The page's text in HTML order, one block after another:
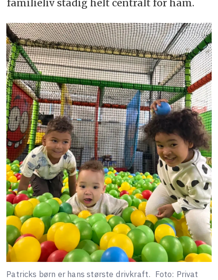
familieliv stadig helt centralt for ham.
Patricks børn er hans største drivkraft. Foto: Privat